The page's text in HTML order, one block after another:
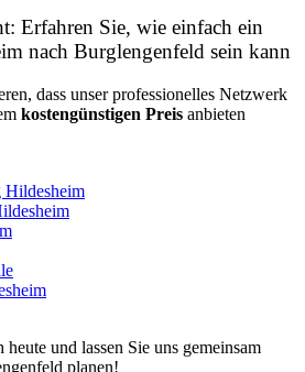
Erfahren Sie, wie einfach ein
nach Burglengenfeld sein kann
dass unser professionelles Netzwerk
kostengünstigen Preis anbieten
Hildesheim
und lassen Sie uns gemeinsam
planen!